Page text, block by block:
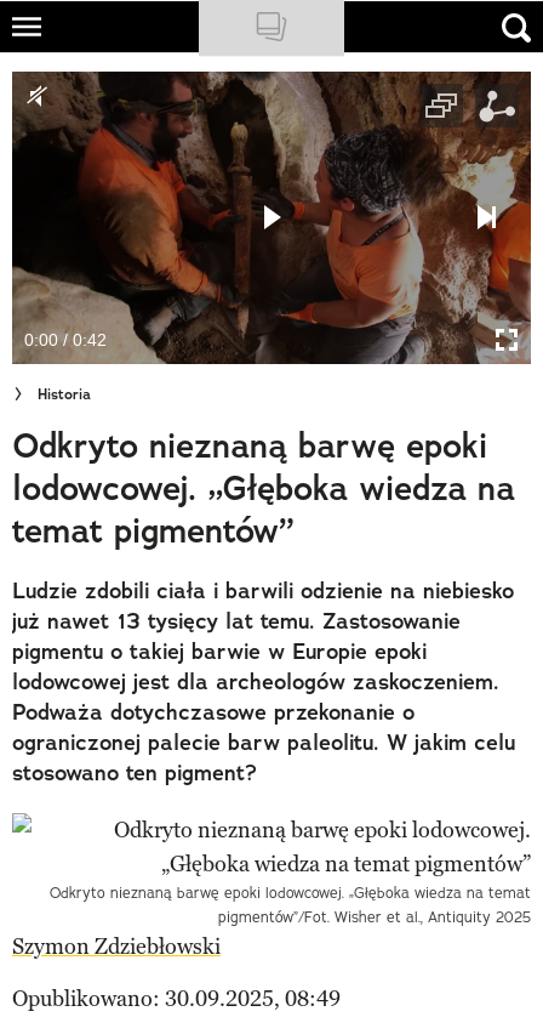
Skip
main
content
NATIONAL GEOGRAPHIC
TRAVELER
PODCASTY
Newsletter
Cuda Polski
Wielki Konkurs Fotograficzny
Trendbook Podróżniczy
Polecane
0:00 / 0:42
Historia
Odkryto nieznaną barwę epoki
lodowcowej. „Głęboka wiedza na
temat pigmentów”
Ludzie zdobili ciała i barwili odzienie na niebiesko
już nawet 13 tysięcy lat temu. Zastosowanie
pigmentu o takiej barwie w Europie epoki
lodowcowej jest dla archeologów zaskoczeniem.
Podważa dotychczasowe przekonanie o
ograniczonej palecie barw paleolitu. W jakim celu
stosowano ten pigment?
Odkryto nieznaną barwę epoki lodowcowej. „Głęboka wiedza na temat
pigmentów”/Fot. Wisher et al., Antiquity 2025
Szymon Zdziebłowski
Opublikowano: 30.09.2025, 08:49